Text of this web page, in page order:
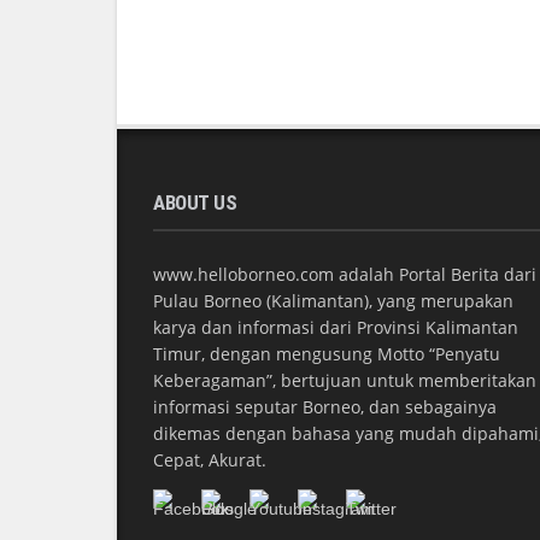
ABOUT US
www.helloborneo.com adalah Portal Berita dari
Pulau Borneo (Kalimantan), yang merupakan
karya dan informasi dari Provinsi Kalimantan
Timur, dengan mengusung Motto “Penyatu
Keberagaman”, bertujuan untuk memberitakan
informasi seputar Borneo, dan sebagainya
dikemas dengan bahasa yang mudah
Cepat, Akurat.